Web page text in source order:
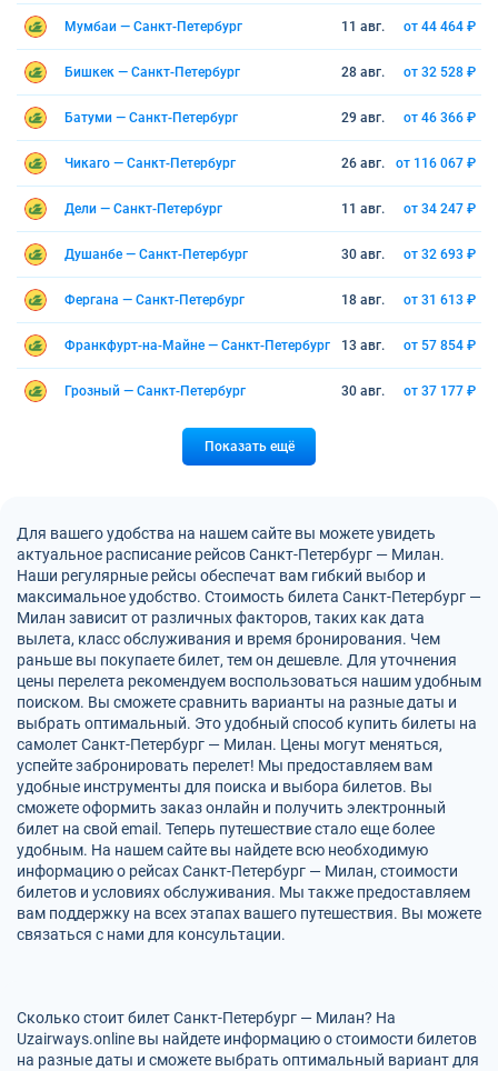
Мумбаи — Санкт-Петербург 11 авг. от 44 464 ₽
Бишкек — Санкт-Петербург 28 авг. от 32 528 ₽
Батуми — Санкт-Петербург 29 авг. от 46 366 ₽
Чикаго — Санкт-Петербург 26 авг. от 116 067 ₽
Дели — Санкт-Петербург 11 авг. от 34 247 ₽
Душанбе — Санкт-Петербург 30 авг. от 32 693 ₽
Фергана — Санкт-Петербург 18 авг. от 31 613 ₽
Франкфурт-на-Майне — Санкт-Петербург 13 авг. от 57 854 ₽
Грозный — Санкт-Петербург 30 авг. от 37 177 ₽
Показать ещё
Для вашего удобства на нашем сайте вы можете увидеть
актуальное расписание рейсов Санкт-Петербург — Милан.
Наши регулярные рейсы обеспечат вам гибкий выбор и
максимальное удобство. Стоимость билета Санкт-Петербург —
Милан зависит от различных факторов, таких как дата
вылета, класс обслуживания и время бронирования. Чем
раньше вы покупаете билет, тем он дешевле. Для уточнения
цены перелета рекомендуем воспользоваться нашим удобным
поиском. Вы сможете сравнить варианты на разные даты и
выбрать оптимальный. Это удобный способ купить билеты на
самолет Санкт-Петербург — Милан. Цены могут меняться,
успейте забронировать перелет! Мы предоставляем вам
удобные инструменты для поиска и выбора билетов. Вы
сможете оформить заказ онлайн и получить электронный
билет на свой email. Теперь путешествие стало еще более
удобным. На нашем сайте вы найдете всю необходимую
информацию о рейсах Санкт-Петербург — Милан, стоимости
билетов и условиях обслуживания. Мы также предоставляем
вам поддержку на всех этапах вашего путешествия. Вы можете
связаться с нами для консультации.
Сколько стоит билет Санкт-Петербург — Милан? На
Uzairways.online вы найдете информацию о стоимости билетов
на разные даты и сможете выбрать оптимальный вариант для